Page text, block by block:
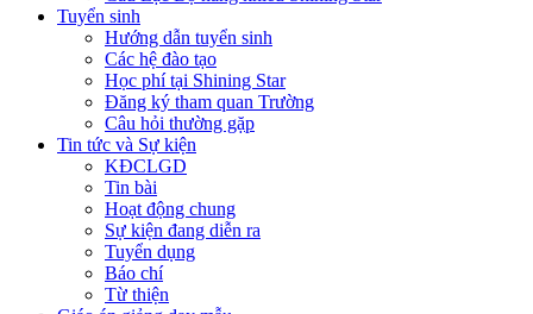
Tuyển sinh
Hướng dẫn tuyển sinh
Các hệ đào tạo
Học phí tại Shining Star
Đăng ký tham quan Trường
Câu hỏi thường gặp
Tin tức và Sự kiện
KĐCLGD
Tin bài
Hoạt động chung
Sự kiện đang diễn ra
Tuyển dụng
Báo chí
Từ thiện